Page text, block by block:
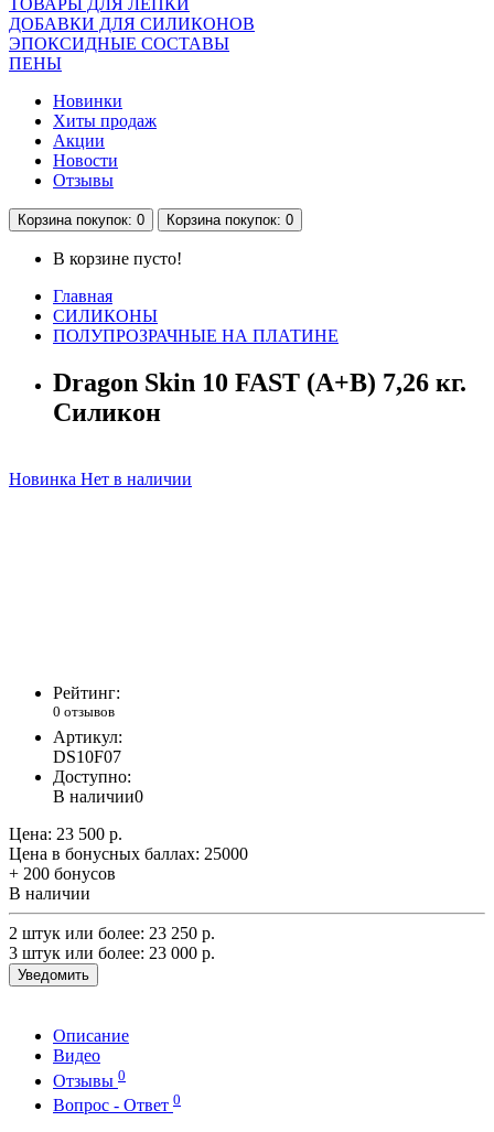
ТОВАРЫ ДЛЯ ЛЕПКИ
ДОБАВКИ ДЛЯ СИЛИКОНОВ
ЭПОКСИДНЫЕ СОСТАВЫ
ПЕНЫ
Новинки
Хиты продаж
Акции
Новости
Отзывы
Корзинапокупок: 0 Корзинапокупок: 0
В корзине пусто!
Главная
СИЛИКОНЫ
ПОЛУПРОЗРАЧНЫЕ НА ПЛАТИНЕ
Dragon Skin 10 FAST (A+B) 7,26 кг.
Силикон
Новинка Нет в наличии
Рейтинг:
0 отзывов
Артикул:
DS10F07
Доступно:
В наличии0
Цена: 23 500 р.
Цена в бонусных баллах: 25000
+ 200 бонусов
В наличии
2 штук или более: 23 250 р.
3 штук или более: 23 000 р.
Уведомить
Описание
Видео
Отзывы 0
Вопрос - Ответ 0